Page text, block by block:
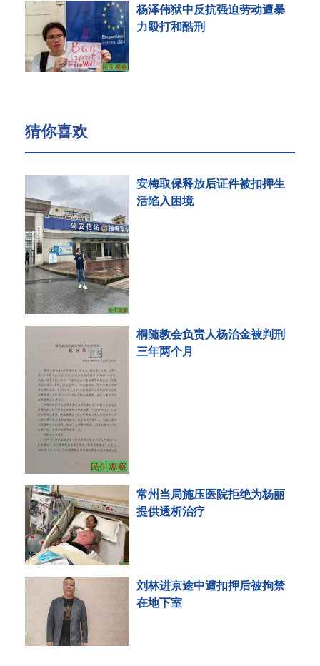
杨泽伟狱中反抗强迫劳动遭暴
力殴打和酷刑
猜你喜欢
安梅取保释放后证件被扣押生
活陷入困境
桐随教会负责人杨治金被判刑
三年两个月
常州当局施压医院拒绝为杨丽
提供透析治疗
刘林进京途中遭扣押后被拘禁
在地下室